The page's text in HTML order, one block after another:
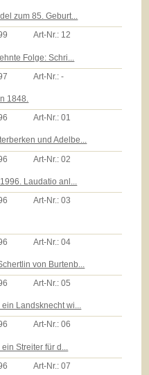
zum 85. Geburt...
Art-Nr.: 12
Folge: Schri...
Art-Nr.:-
1848.
Art-Nr.:01
und Adelbe...
Art-Nr.:02
Laudatio anl...
Art-Nr.:03
Art-Nr.:04
von Burtenb...
Art-Nr.:05
Landsknecht wi...
Art-Nr.:06
Streiter für d...
Art-Nr.:07